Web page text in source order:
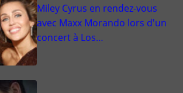
Miley Cyrus en rendez-vous
avec Maxx Morando lors d'un
concert à Los…